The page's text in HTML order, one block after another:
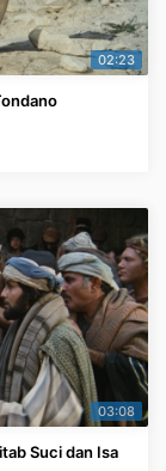
02:23
03:08
Suci dan Isa